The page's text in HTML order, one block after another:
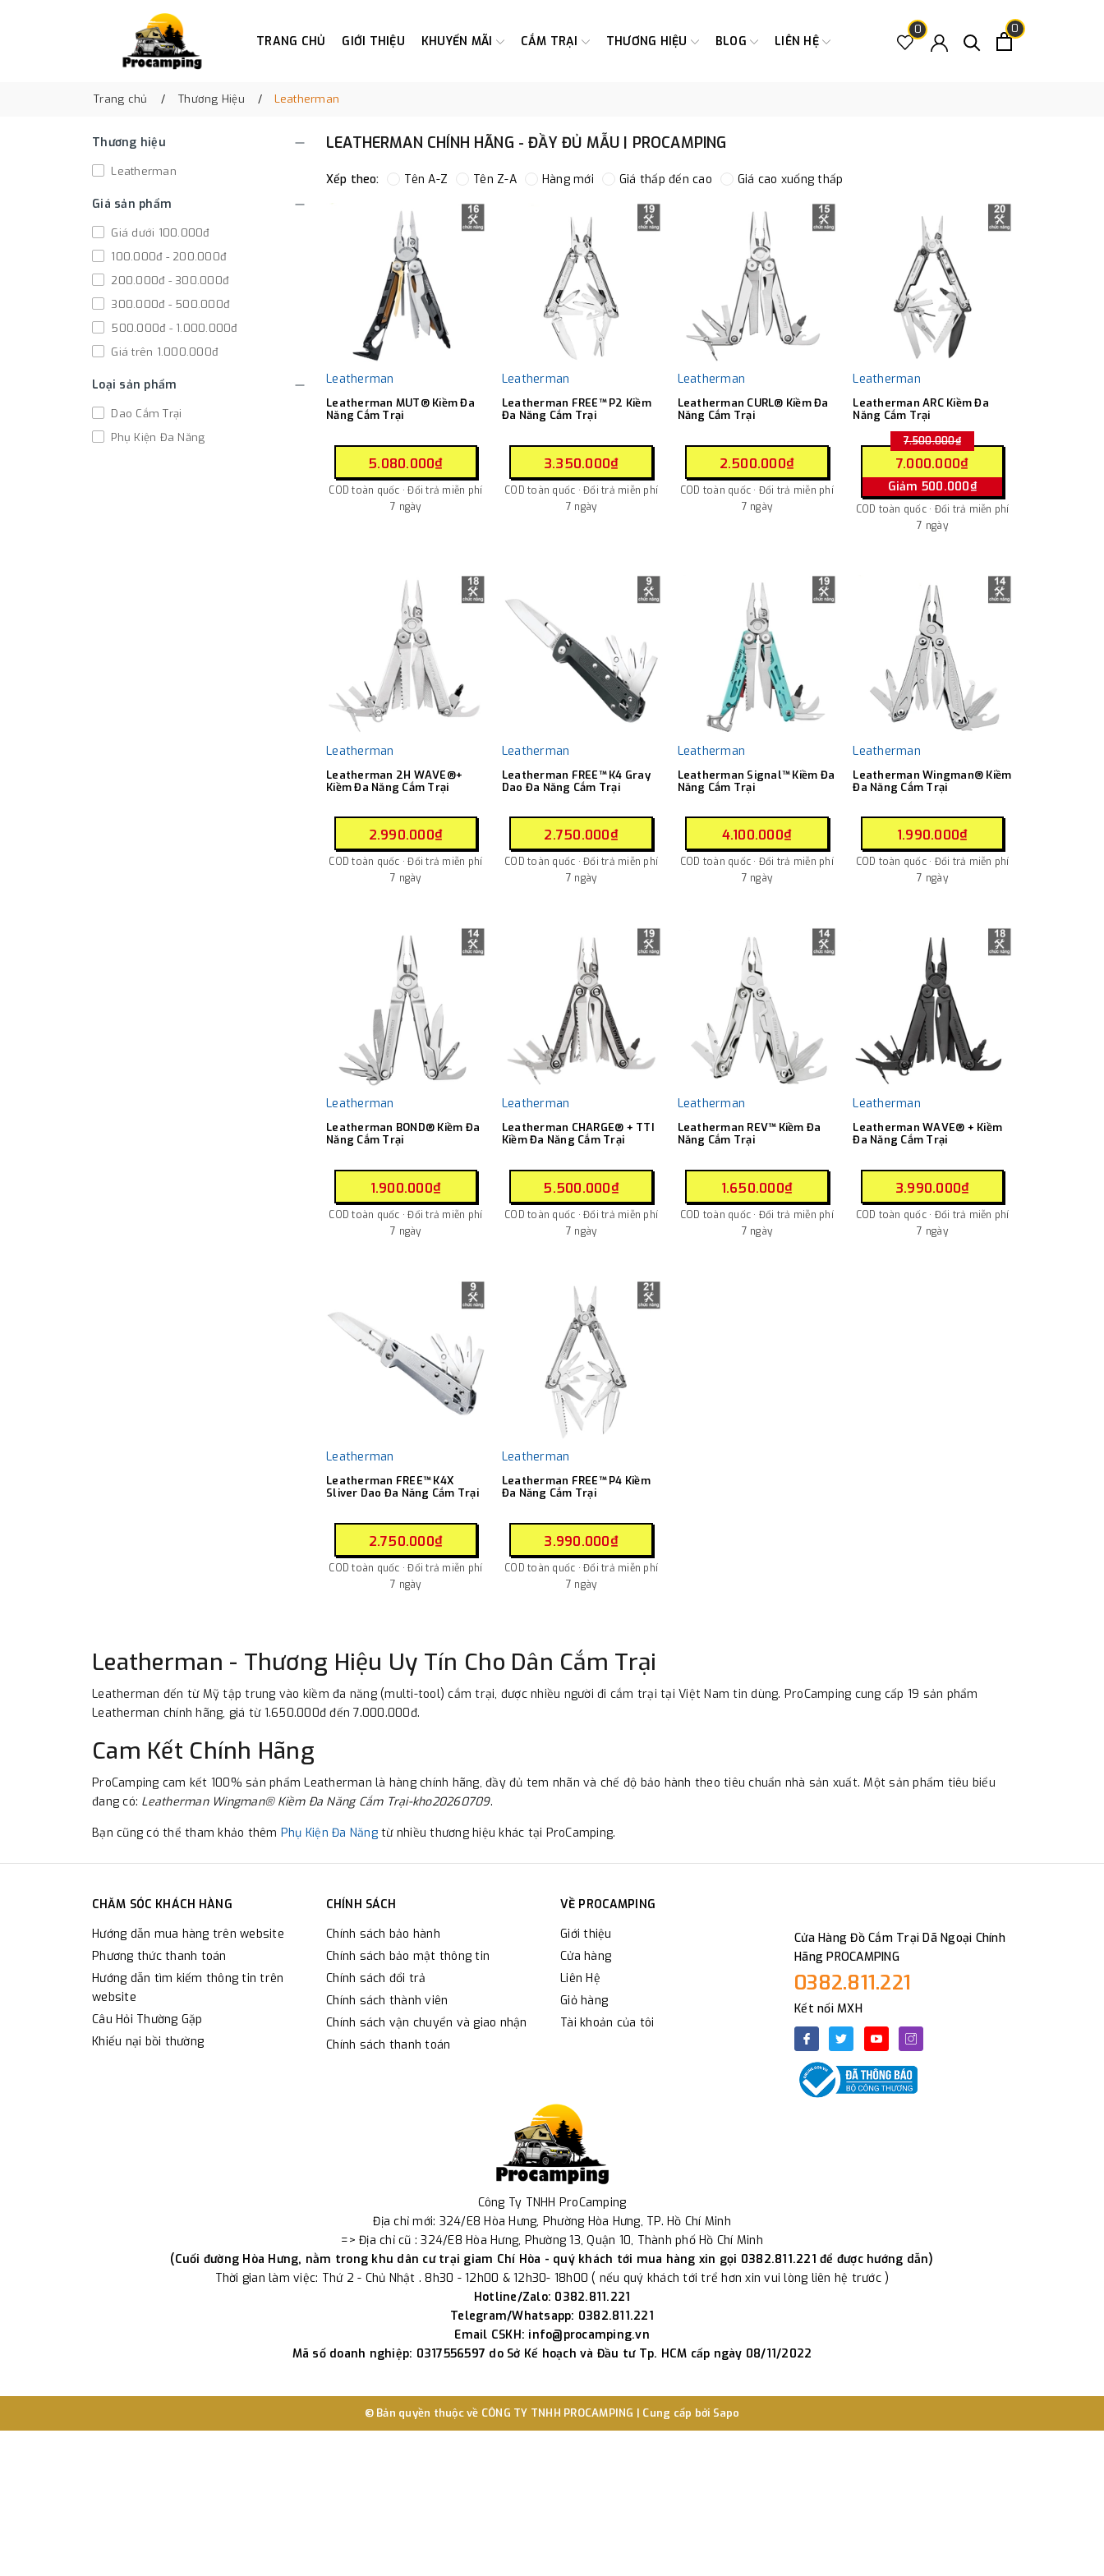
TRANG CHỦ GIỚI THIỆU KHUYẾN MÃI CẮM TRẠI THƯƠNG HIỆU BLOG LIÊN HỆ
0 0
Trang chủ Thương Hiệu Leatherman
Thương hiệu
Leatherman
Giá sản phẩm
Giá dưới 100.000đ
100.000đ - 200.000đ
200.000đ - 300.000đ
300.000đ - 500.000đ
500.000đ - 1.000.000đ
Giá trên 1.000.000đ
Loại sản phẩm
Dao Cắm Trại
Phụ Kiện Đa Năng
LEATHERMAN CHÍNH HÃNG - ĐẦY ĐỦ MẪU | PROCAMPING
Xếp theo: Tên A-Z Tên Z-A Hàng mới Giá thấp đến cao Giá cao xuống thấp
Leatherman
Leatherman MUT® Kiềm Đa
Năng Cắm Trại
5.080.000₫
COD toàn quốc · Đổi trả miễn phí
7 ngày
Leatherman
Leatherman FREE™ P2 Kiềm
Đa Năng Cắm Trại
3.350.000₫
COD toàn quốc · Đổi trả miễn phí
7 ngày
Leatherman
Leatherman CURL® Kiềm Đa
Năng Cắm Trại
2.500.000₫
COD toàn quốc · Đổi trả miễn phí
7 ngày
Leatherman
Leatherman ARC Kiềm Đa
Năng Cắm Trại
7.000.000₫
7.500.000₫
Giảm 500.000₫
COD toàn quốc · Đổi trả miễn phí
7 ngày
Leatherman
Leatherman 2H WAVE®+
Kiềm Đa Năng Cắm Trại
2.990.000₫
COD toàn quốc · Đổi trả miễn phí
7 ngày
Leatherman
Leatherman FREE™ K4 Gray
Dao Đa Năng Cắm Trại
2.750.000₫
COD toàn quốc · Đổi trả miễn phí
7 ngày
Leatherman
Leatherman Signal™ Kiềm Đa
Năng Cắm Trại
4.100.000₫
COD toàn quốc · Đổi trả miễn phí
7 ngày
Leatherman
Leatherman Wingman® Kiềm
Đa Năng Cắm Trại
1.990.000₫
COD toàn quốc · Đổi trả miễn phí
7 ngày
Leatherman
Leatherman BOND® Kiềm Đa
Năng Cắm Trại
1.900.000₫
COD toàn quốc · Đổi trả miễn phí
7 ngày
Leatherman
Leatherman CHARGE® + TTI
Kiềm Đa Năng Cắm Trại
5.500.000₫
COD toàn quốc · Đổi trả miễn phí
7 ngày
Leatherman
Leatherman REV™ Kiềm Đa
Năng Cắm Trại
1.650.000₫
COD toàn quốc · Đổi trả miễn phí
7 ngày
Leatherman
Leatherman WAVE® + Kiềm
Đa Năng Cắm Trại
3.990.000₫
COD toàn quốc · Đổi trả miễn phí
7 ngày
Leatherman
Leatherman FREE™ K4X
Sliver Dao Đa Năng Cắm Trại
2.750.000₫
COD toàn quốc · Đổi trả miễn phí
7 ngày
Leatherman
Leatherman FREE™ P4 Kiềm
Đa Năng Cắm Trại
3.990.000₫
COD toàn quốc · Đổi trả miễn phí
7 ngày
Leatherman - Thương Hiệu Uy Tín Cho Dân Cắm Trại
Leatherman đến từ Mỹ tập trung vào kiềm đa năng (multi-tool) cắm trại, được nhiều người đi cắm trại tại Việt Nam tin dùng. ProCamping cung cấp 19 sản phẩm
Leatherman chính hãng, giá từ 1.650.000đ đến 7.000.000đ.
Cam Kết Chính Hãng
ProCamping cam kết 100% sản phẩm Leatherman là hàng chính hãng, đầy đủ tem nhãn và chế độ bảo hành theo tiêu chuẩn nhà sản xuất. Một sản phẩm tiêu biểu
đang có: Leatherman Wingman® Kiềm Đa Năng Cắm Trại-kho20260709.
Bạn cũng có thể tham khảo thêm Phụ Kiện Đa Năngtừ nhiều thương hiệu khác tại ProCamping.
CHĂM SÓC KHÁCH HÀNG
Hướng dẫn mua hàng trên website
Phương thức thanh toán
Hướng dẫn tìm kiếm thông tin trên
website
Câu Hỏi Thường Gặp
Khiếu nại bồi thường
CHÍNH SÁCH
Chính sách bảo hành
Chính sách bảo mật thông tin
Chính sách đổi trả
Chính sách thành viên
Chính sách vận chuyển và giao nhận
Chính sách thanh toán
VỀ PROCAMPING
Giới thiệu
Cửa hàng
Liên Hệ
Giỏ hàng
Tài khoản của tôi
Cửa Hàng Đồ Cắm Trại Dã Ngoại Chính
Hãng PROCAMPING
0382.811.221
Kết nối MXH
Công Ty TNHH ProCamping
Địa chỉ mới: 324/E8 Hòa Hưng, Phường Hòa Hưng, TP. Hồ Chí Minh
=> Địa chỉ cũ : 324/E8 Hòa Hưng, Phường 13, Quận 10, Thành phố Hồ Chí Minh
(Cuối đường Hòa Hưng, nằm trong khu dân cư trại giam Chí Hòa - quý khách tới mua hàng xin gọi 0382.811.221 để được hướng dẫn)
Thời gian làm việc: Thứ 2 - Chủ Nhật . 8h30 - 12h00 & 12h30- 18h00 ( nếu quý khách tới trể hơn xin vui lòng liên hệ trước )
Hotline/Zalo: 0382.811.221
Telegram/Whatsapp: 0382.811.221
Email CSKH: info@procamping.vn
Mã số doanh nghiệp: 0317556597 do Sở Kế hoạch và Đầu tư Tp. HCM cấp ngày 08/11/2022
© Bản quyền thuộc về CÔNG TY TNHH PROCAMPING | Cung cấp bởi Sapo